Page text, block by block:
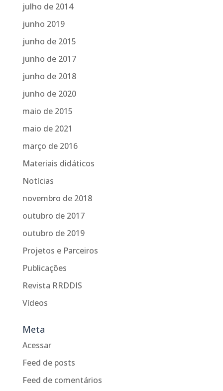
julho de 2014
junho 2019
junho de 2015
junho de 2017
junho de 2018
junho de 2020
maio de 2015
maio de 2021
março de 2016
Materiais didáticos
Notícias
novembro de 2018
outubro de 2017
outubro de 2019
Projetos e Parceiros
Publicações
Revista RRDDIS
Vídeos
Meta
Acessar
Feed de posts
Feed de comentários